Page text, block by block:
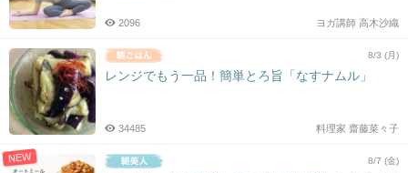
ヨガ講師 高木沙織
2096
8/3 (月)
レンジでもう一品！簡単とろ旨「なすナムル」
料理家 齋藤菜々子
34485
NEW 8/7 (金)